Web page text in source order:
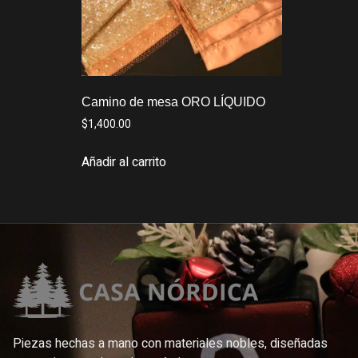
Camino de mesa ORO LÍQUIDO
$1,400.00
Añadir al carrito
Piezas hechas a mano con materiales nobles, diseñadas